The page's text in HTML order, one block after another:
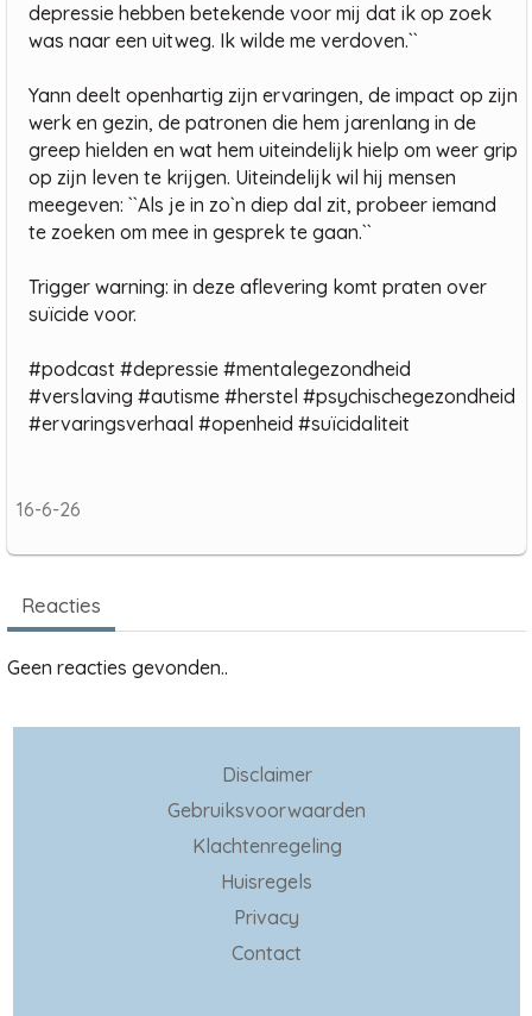
depressie hebben betekende voor mij dat ik op zoek
was naar een uitweg. Ik wilde me verdoven.``
Yann deelt openhartig zijn ervaringen, de impact op zijn
werk en gezin, de patronen die hem jarenlang in de
greep hielden en wat hem uiteindelijk hielp om weer grip
op zijn leven te krijgen. Uiteindelijk wil hij mensen
meegeven: ``Als je in zo`n diep dal zit, probeer iemand
te zoeken om mee in gesprek te gaan.``
Trigger warning: in deze aflevering komt praten over
suïcide voor.
#podcast #depressie #mentalegezondheid
#verslaving #autisme #herstel #psychischegezondheid
#ervaringsverhaal #openheid #suïcidaliteit
16-6-26
Reacties
Geen reacties gevonden..
Disclaimer
Gebruiksvoorwaarden
Klachtenregeling
Huisregels
Privacy
Contact